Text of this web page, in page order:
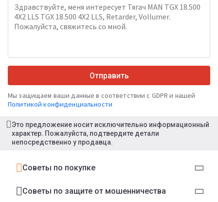
Отправить
Мы защищаем ваши данные в соответствии с GDPR и нашей
Политикой конфиденциальности
Это предложение носит исключительно информационный
характер. Пожалуйста, подтвердите детали
непосредственно у продавца.
Советы по покупке
Советы по защите от мошенничества